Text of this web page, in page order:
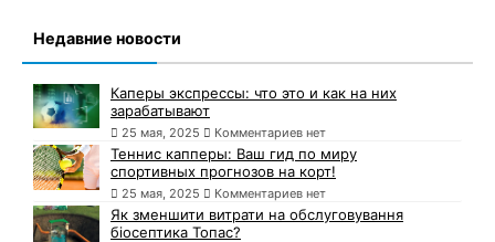
Недавние новости
Каперы экспрессы: что это и как на них
зарабатывают
25 мая, 2025 Комментариев нет
Теннис капперы: Ваш гид по миру
спортивных прогнозов на корт!
25 мая, 2025 Комментариев нет
Як зменшити витрати на обслуговування
біосептика Топас?